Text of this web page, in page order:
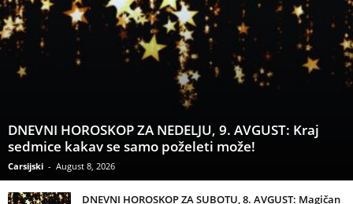
DNEVNI HOROSKOP ZA NEDELJU, 9. AVGUST: Kraj
sedmice kakav se samo poželeti može!
Carsijski - August 8, 2026
DNEVNI HOROSKOP ZA SUBOTU, 8. AVGUST: Magičan